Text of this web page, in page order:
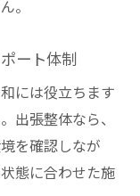
。
ート体制
には役立ちます
出張整体なら、
を確認しなが
態に合わせた施